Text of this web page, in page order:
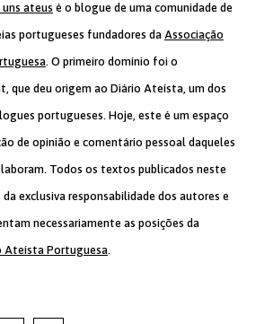
ateus é o blogue de uma comunidade de
portugueses fundadores da Associação
. O primeiro domínio foi o
que deu origem ao Diário Ateísta, um dos
portugueses. Hoje, este é um espaço
de opinião e comentário pessoal daqueles
Todos os textos publicados neste
da exclusiva responsabilidade dos autores e
necessariamente as posições da
Ateísta Portuguesa.